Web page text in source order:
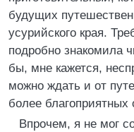
будущих
усурийского края.
подробно знакомила
бы, мне кажется,
можно ждать и от
более благоприятных
Впрочем, я не мог